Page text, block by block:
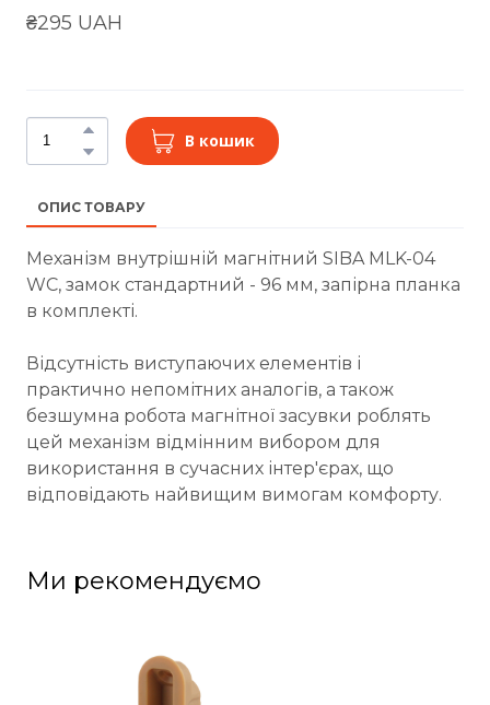
₴295 UAH
В кошик
ОПИС ТОВАРУ
Механізм внутрішній магнітний SIBA MLK-04
WC, замок стандартний - 96 мм, запірна планка
в комплекті.
Відсутність виступаючих елементів і
практично непомітних аналогів, а також
безшумна робота магнітної засувки роблять
цей механізм відмінним вибором для
використання в сучасних інтер'єрах, що
відповідають найвищим вимогам комфорту.
Ми рекомендуємо